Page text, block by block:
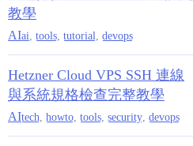
教學
AIai tools tutorial devops
Hetzner Cloud VPS SSH 連線
與系統規格檢查完整教學
AItech howto tools security devops